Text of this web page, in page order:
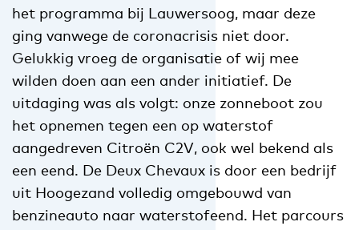
het programma bij Lauwersoog, maar deze
ging vanwege de coronacrisis niet door.
Gelukkig vroeg de organisatie of wij mee
wilden doen aan een ander initiatief. De
uitdaging was als volgt: onze zonneboot zou
het opnemen tegen een op waterstof
aangedreven Citroën C2V, ook wel bekend als
een eend. De Deux Chevaux is door een bedrijf
uit Hoogezand volledig omgebouwd van
benzineauto naar waterstofeend. Het parcours